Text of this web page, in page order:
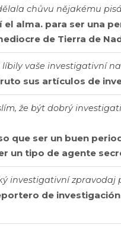
chůvu nějakému
el alma. para ser una
de Tierra de
líbily vaše investigativní
sus artículos de
že být dobrý
que ser un buen
un tipo de agente
investigativní zpravodaj
de